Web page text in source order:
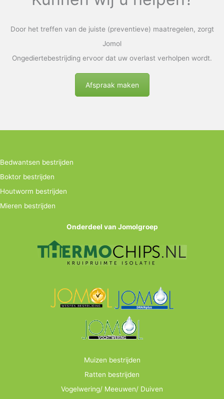
Door het treffen van de juiste (preventieve) maatregelen, zorgt
Jomol
Ongediertebestrijding ervoor dat uw overlast verholpen wordt.
Afspraak maken
Bedwantsen bestrijden
Boktor bestrijden
Houtworm bestrijden
Mieren bestrijden
Onderdeel van Jomolgroep
Muizen bestrijden
Ratten bestrijden
Vogelwering/ Meeuwen/ Duiven